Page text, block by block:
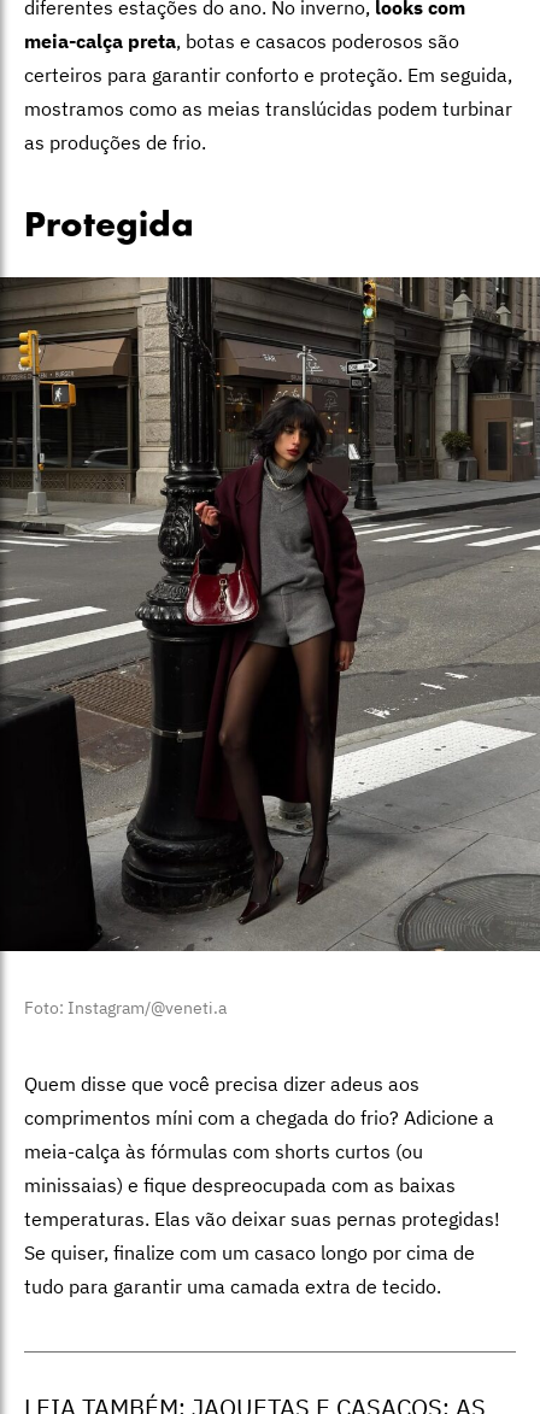
diferentes estações do ano. No inverno, looks com
meia-calça preta, botas e casacos poderosos são
certeiros para garantir conforto e proteção. Em seguida,
mostramos como as meias translúcidas podem turbinar
as produções de frio.
Protegida
Foto: Instagram/@veneti.a
Quem disse que você precisa dizer adeus aos
comprimentos míni com a chegada do frio? Adicione a
meia-calça às fórmulas com shorts curtos (ou
minissaias) e fique despreocupada com as baixas
temperaturas. Elas vão deixar suas pernas protegidas!
Se quiser, finalize com um casaco longo por cima de
tudo para garantir uma camada extra de tecido.
LEIA TAMBÉM: JAQUETAS E CASACOS: AS